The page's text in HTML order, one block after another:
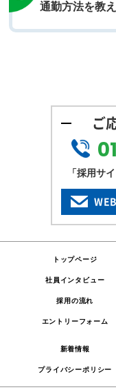
通勤方法を教
ご
「採用サ
トップページ
社員インタビュー
採用の流れ
エントリーフォーム
新着情報
プライバシーポリシー